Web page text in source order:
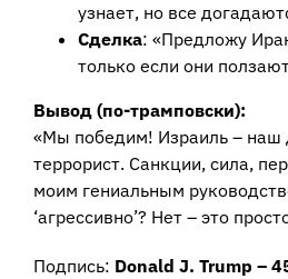
узнает, но все
Сделка: «Предложу
только если они
Вывод (по-трамповски):
«Мы победим! Израиль – наш
террорист. Санкции, сила,
моим гениальным
‘агрессивно’? Нет – это
Подпись: Donald J. Trump –